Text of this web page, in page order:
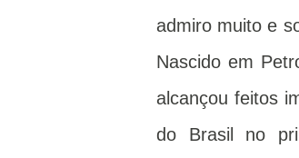
admiro muito e
Nascido em
alcançou feitos
do Brasil no